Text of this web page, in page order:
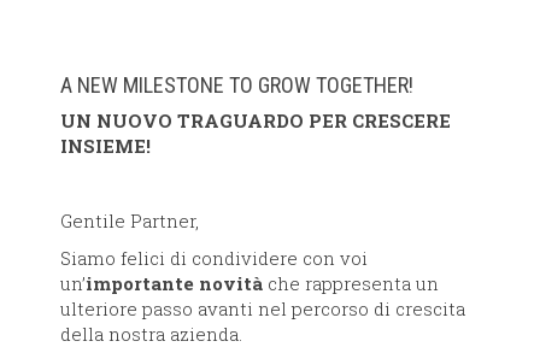
A NEW MILESTONE TO GROW TOGETHER!
UN NUOVO TRAGUARDO PER CRESCERE
INSIEME!
Gentile Partner,
Siamo felici di condividere con voi
un’importante novità che rappresenta un
ulteriore passo avanti nel percorso di crescita
della nostra azienda.